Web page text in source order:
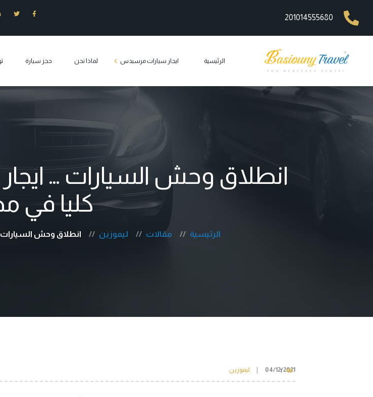
201014555680
الرئيسية ايجار سيارات مرسيدس
ايجار مرسيدس فيانو
Tourist transport car rental
لماذا نحن حجز سيارة
انطلاق وحش السيارات … ايجار
كليا في
الرئيسية مقالات ليموزين انطلاق وحش السيارات
04/12/2021 ليموزين 1